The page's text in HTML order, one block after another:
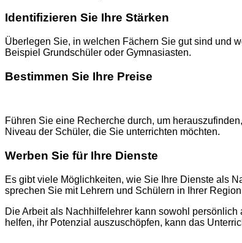
Identifizieren Sie Ihre Stärken
Überlegen Sie, in welchen Fächern Sie gut sind und
Beispiel Grundschüler oder Gymnasiasten.
Bestimmen Sie Ihre Preise
Führen Sie eine Recherche durch, um
Niveau der Schüler, die Sie unterrichten möchten.
Werben Sie für Ihre Dienste
Es gibt viele Möglichkeiten, wie Sie Ihre Dienste als
sprechen Sie mit Lehrern und Schülern in Ihrer
Die Arbeit als Nachhilfelehrer kann sowohl
helfen, ihr Potenzial auszuschöpfen, kann das